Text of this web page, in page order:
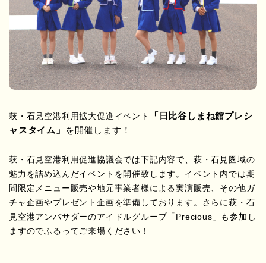
萩・石見空港利用拡大促進イベント
「日比谷しまね館プレシ
ャスタイム」
を開催します！
萩・石見空港利用促進協議会では下記内容で、萩・石見圏域の
魅力を詰め込んだイベントを開催致します。イベント内では期
間限定メニュー販売や地元事業者様による実演販売、その他ガ
チャ企画やプレゼント企画を準備しております。さらに萩・石
見空港アンバサダーのアイドルグループ「Precious」も参加し
ますのでふるってご来場ください！